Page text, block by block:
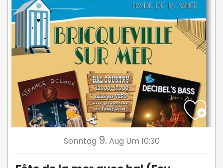
Sonntag 9. Aug Um 10:30